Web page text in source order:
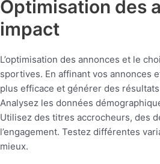
Optimisation des
impact
L’optimisation des annonces et le
sportives. En affinant vos annonces
plus efficace et générer des
Analysez les données
Utilisez des titres accrocheurs, des
l’engagement. Testez différentes
mieux.